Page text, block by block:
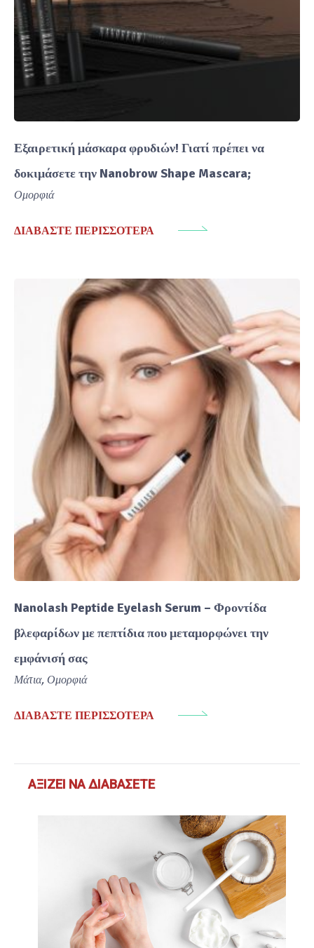
Εξαιρετική μάσκαρα φρυδιών! Γιατί πρέπει να
δοκιμάσετε την Nanobrow Shape Mascara;
Ομορφιά
ΔΙΑΒΆΣΤΕ ΠΕΡΙΣΣΌΤΕΡΑ
Nanolash Peptide Eyelash Serum – Φροντίδα
βλεφαρίδων με πεπτίδια που μεταμορφώνει την
εμφάνισή σας
Μάτια, Ομορφιά
ΔΙΑΒΆΣΤΕ ΠΕΡΙΣΣΌΤΕΡΑ
ΑΞΊΖΕΙ ΝΑ ΔΙΑΒΆΣΕΤΕ